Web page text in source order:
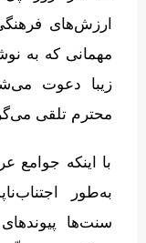
ارزش‌های
مهمانی که به
زیبا دعوت
محترم تلقی
با اینکه جوامع
به‌طور
سنت‌ها